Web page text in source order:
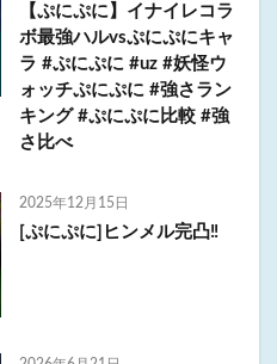
【ぷにぷに】イナイレコラ
ボ最強ハルvsぷにぷにキャ
ラ #ぷにぷに #uz #妖怪ウ
ォッチぷにぷに #強さラン
キング #ぷにぷに比較 #強
さ比べ
2025年12月15日
[ぷにぷに]ヒンメル完凸‼️